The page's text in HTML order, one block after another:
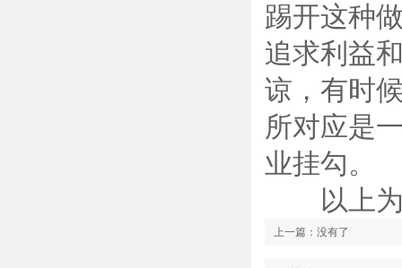
踢开这种
追求利益
谅，有时
所对应是
业挂勾。
以上为
上一篇：没有了